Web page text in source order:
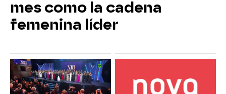
mes como la cadena
femenina líder